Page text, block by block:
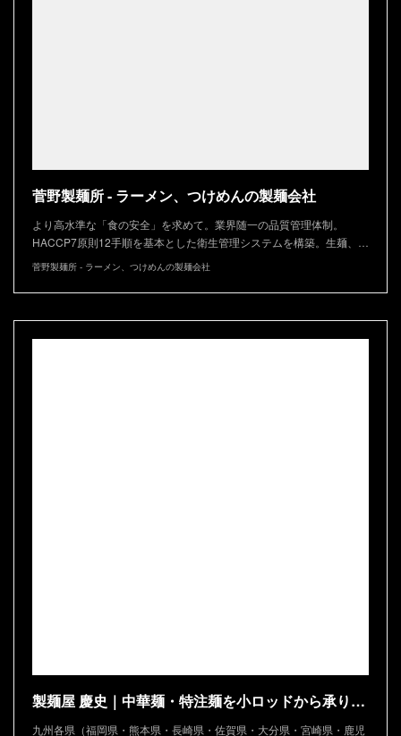
菅野製麺所 - ラーメン、つけめんの製麺会社
より高水準な「食の安全」を求めて。業界随一の品質管理体制。
HACCP7原則12手順を基本とした衛生管理システムを構築。生麺、…
菅野製麺所 - ラーメン、つけめんの製麺会社
製麺屋 慶史｜中華麺・特注麺を小ロッドから承ります
九州各県（福岡県・熊本県・長崎県・佐賀県・大分県・宮崎県・鹿児